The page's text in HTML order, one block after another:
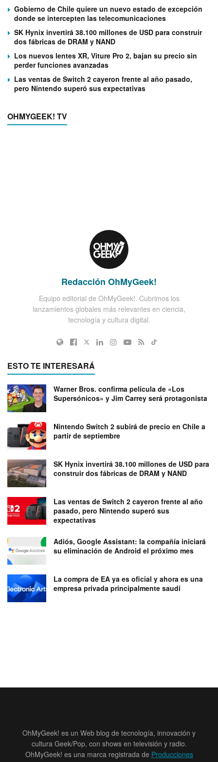
Gobierno de Chile quiere un nuevo estado de excepción
donde se intercepten las telecomunicaciones
SK Hynix invertirá 38.100 millones de USD para construir
dos fábricas de DRAM y NAND
Los nuevos lentes XR, Viture Pro 2, bajan su precio sin
perder funciones avanzadas
Las ventas de Switch 2 cayeron frente al año pasado,
pero Nintendo superó sus expectativas
OHMYGEEK! TV
Redacción OhMyGeek!
Equipo editorial de OhMyGeek!. Cubrimos los
lanzamientos globales más relevantes en ciencia,
tecnología y cultura digital.
ESTO TE INTERESARÁ
Warner Bros. confirma película de «Los
Supersónicos» y Jim Carrey será protagonista
Nintendo Switch 2 subirá de precio en Chile a
partir de septiembre
SK Hynix invertirá 38.100 millones de USD para
construir dos fábricas de DRAM y NAND
Las ventas de Switch 2 cayeron frente al año
pasado, pero Nintendo superó sus
expectativas
Adiós, Google Assistant: la compañía iniciará
su eliminación de Android el próximo mes
La compra de EA ya es oficial y ahora es una
empresa privada principalmente saudí
OhMyGeek! es un Web blog de tecnología, innovación y
cultura Geek/Pop, con shows en televisión y radio.
OhMyGeek! es una marca registrada de Producciones